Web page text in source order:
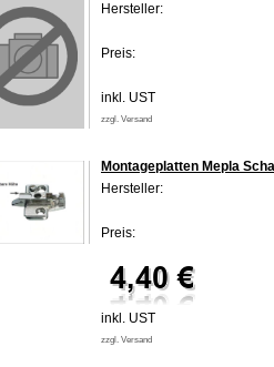
Hersteller:
Preis:
inkl. UST
zzgl. Versand
Montageplatten Mepla
Hersteller:
Preis:
inkl. UST
zzgl. Versand